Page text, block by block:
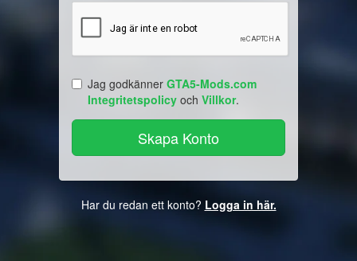
Jag godkänner GTA5-Mods.com
Integritetspolicy och Villkor.
Har du redan ett konto? Logga in här.